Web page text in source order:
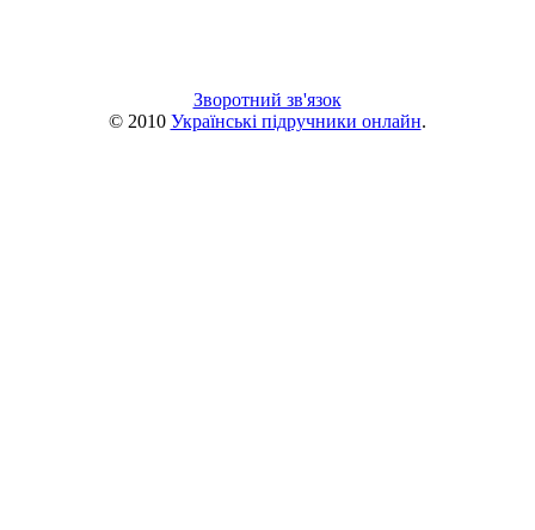
Зворотний зв'язок
© 2010 Українські підручники онлайн.